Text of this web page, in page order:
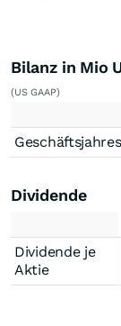
Bilanz in Mio
(US GAAP)
Dividende
Dividende je
Aktie